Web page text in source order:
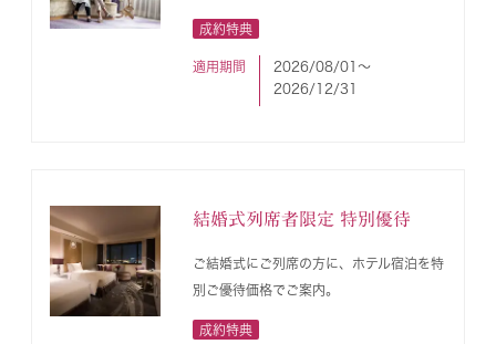
成約特典
適用期間
2026/08/01〜
2026/12/31
結婚式列席者限定 特別優待
ご結婚式にご列席の方に、ホテル宿泊を特
別ご優待価格でご案内。
成約特典